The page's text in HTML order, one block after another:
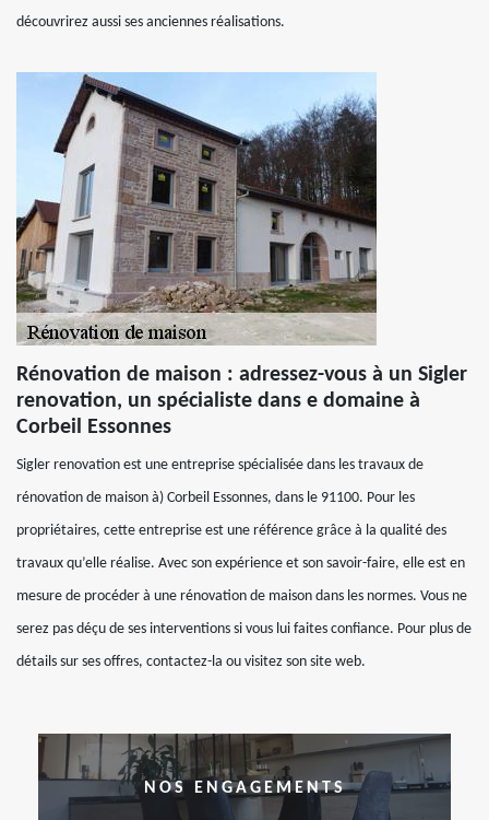
découvrirez aussi ses anciennes réalisations.
Rénovation de maison : adressez-vous à un Sigler
renovation, un spécialiste dans e domaine à
Corbeil Essonnes
Sigler renovation est une entreprise spécialisée dans les travaux de
rénovation de maison à) Corbeil Essonnes, dans le 91100. Pour les
propriétaires, cette entreprise est une référence grâce à la qualité des
travaux qu’elle réalise. Avec son expérience et son savoir-faire, elle est en
mesure de procéder à une rénovation de maison dans les normes. Vous ne
serez pas déçu de ses interventions si vous lui faites confiance. Pour plus de
détails sur ses offres, contactez-la ou visitez son site web.
NOS ENGAGEMENTS